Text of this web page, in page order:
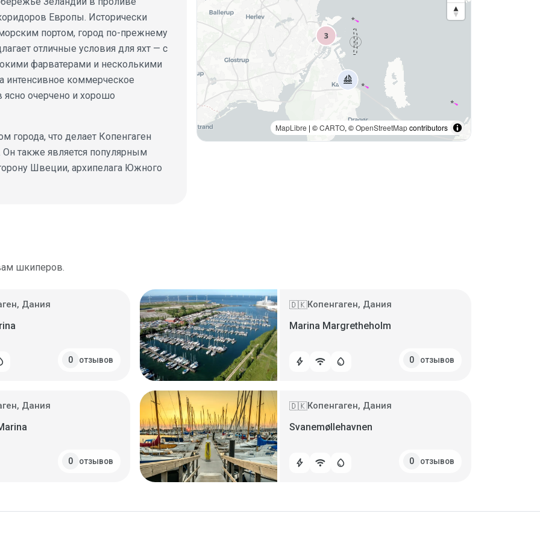
Европы. Исторически
портом, город по-прежнему
отличные условия для яхт — с
фарватерами и несколькими
интенсивное коммерческое
очерчено и хорошо
города, что делает Копенгаген
также является популярным
Швеции, архипелага Южного
MapLibre | ©CARTO, ©OpenStreetMapcontributors
шкиперов.
Дания
0 отзывов
🇩🇰Копенгаген, Дания
Marina Margretheholm
bolt wifi water_drop 0 отзывов
Дания
0 отзывов
🇩🇰Копенгаген, Дания
Svanemøllehavnen
bolt wifi water_drop 0 отзывов